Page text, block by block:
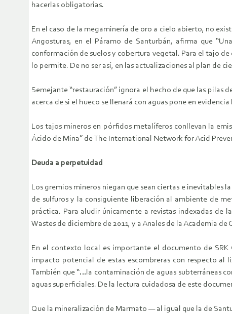
hacerlas obligatorias.
En el caso de la megaminería de oro a cielo abierto, no
Angosturas, en el Páramo de Santurbán, afirma que
conformación de suelos y cobertura vegetal. Para el tajo
lo permite. De no ser así, en las actualizaciones al plan de
Semejante “restauración” ignora el hecho de que las pilas
acerca de si el hueco se llenará con aguas pone en
Los tajos mineros en pórfidos metalíferos conllevan la
Ácido de Mina” de The International Network for Acid
Deuda a perpetuidad
Los gremios mineros niegan que sean ciertas e
de sulfuros y la consiguiente liberación al ambiente de
práctica. Para aludir únicamente a revistas indexadas de
Wastes de diciembre de 2011, y a Anales de la Academia
En el contexto local es importante el documento de
impacto potencial de estas escombreras con respecto al
También que “…la contaminación de aguas subterráneas
aguas superficiales. De la lectura cuidadosa de este
Que la mineralización de Marmato — al igual que la de